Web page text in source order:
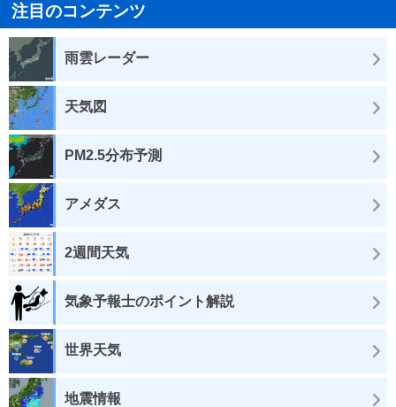
注目のコンテンツ
雨雲レーダー
天気図
PM2.5分布予測
アメダス
2週間天気
気象予報士のポイント解説
世界天気
地震情報